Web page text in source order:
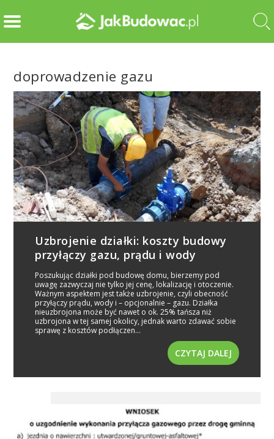
doprowadzenie gazu
Uzbrojenie działki: koszty budowy
przyłączy gazu, prądu i wody
Poszukując działki pod budowę domu, bierzemy pod
uwagę zazwyczaj nie tylko jej cenę, lokalizację i otoczenie.
Ważnym aspektem jest także uzbrojenie, czyli obecność
przyłączy prądu, wody i – opcjonalnie – gazu. Działka
nieuzbrojona może być nawet o ok. 25% tańsza niż
uzbrojona w tej samej okolicy, jednak warto zdawać sobie
sprawę z kosztów podłączen...
CZYTAJ DALEJ